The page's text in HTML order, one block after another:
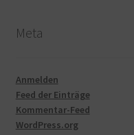
Meta
Anmelden
Feed der Einträge
Kommentar-Feed
WordPress.org